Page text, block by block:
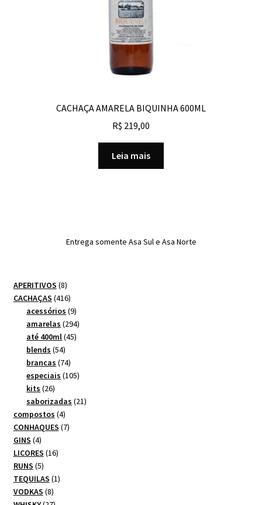
CACHAÇA AMARELA BIQUINHA 600ML
R$ 219,00
Leia mais
Entrega somente Asa Sul e Asa Norte
APERITIVOS 88
produtos
CACHAÇAS 416416
produtos
acessórios 99
produtos
amarelas 294294
até 400ml 4545
blends 5454
produtos
brancas 7474
produtos
especiais 105105
kits 2626
produtos
saborizadas 2121
compostos 44
produtos
CONHAQUES 77
GINS 44
produtos
LICORES 1616
RUNS 55
produtos
TEQUILAS 11
VODKAS 88